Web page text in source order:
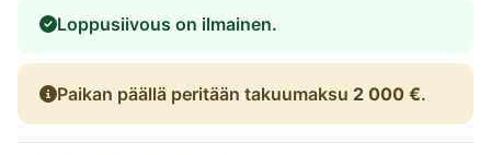
Loppusiivous on ilmainen.
Paikan päällä peritään takuumaksu 2 000 €.